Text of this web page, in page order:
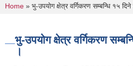
You are here
Home » भु-उपयाेग क्षेत्र वर्गिकरण सम्बन्धि १५
भु-उपयाेग क्षेत्र वर्गिकरण
।